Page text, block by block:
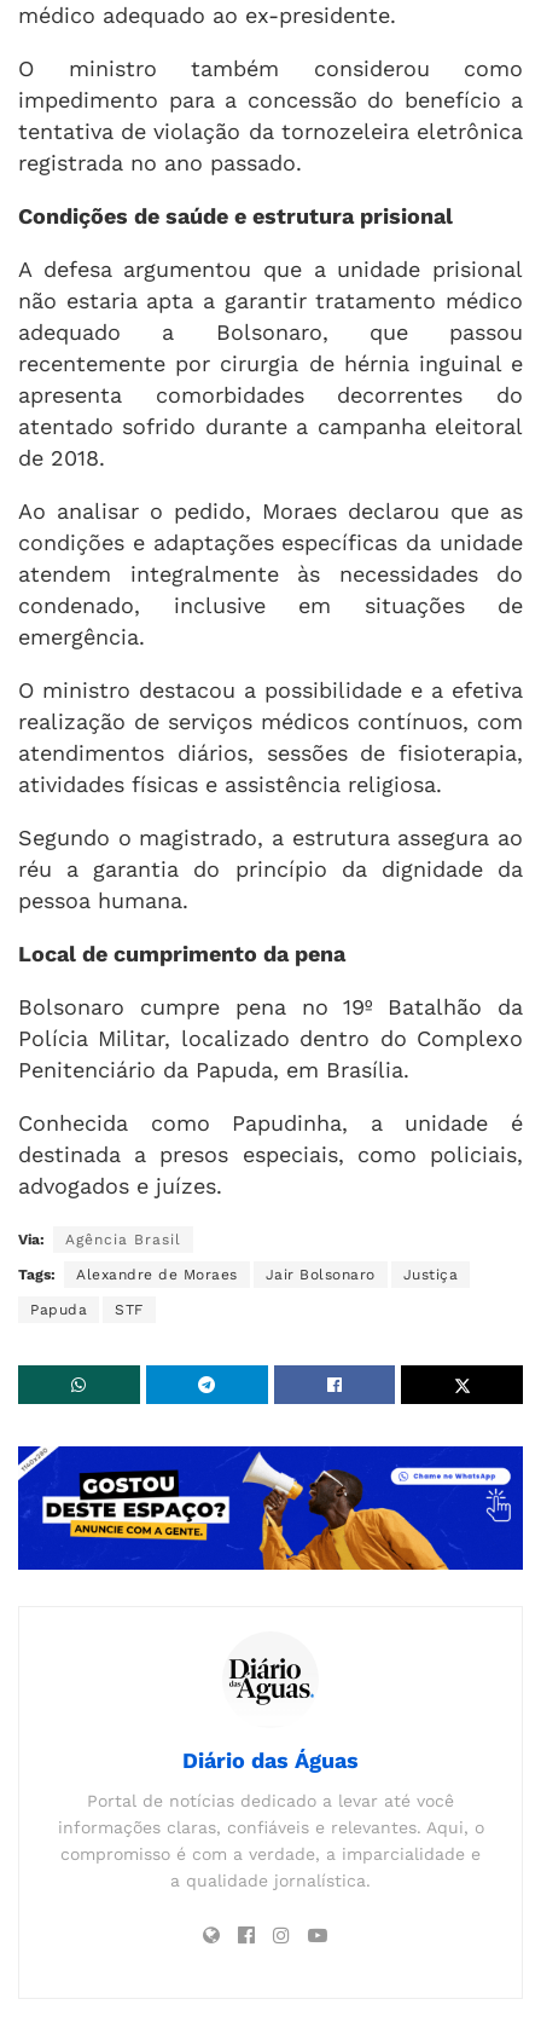
médico adequado ao ex-presidente.
O ministro também considerou como
impedimento para a concessão do benefício a
tentativa de violação da tornozeleira eletrônica
registrada no ano passado.
Condições de saúde e estrutura prisional
A defesa argumentou que a unidade prisional
não estaria apta a garantir tratamento médico
adequado a Bolsonaro, que passou
recentemente por cirurgia de hérnia inguinal e
apresenta comorbidades decorrentes do
atentado sofrido durante a campanha eleitoral
de 2018.
Ao analisar o pedido, Moraes declarou que as
condições e adaptações específicas da unidade
atendem integralmente às necessidades do
condenado, inclusive em situações de
emergência.
O ministro destacou a possibilidade e a efetiva
realização de serviços médicos contínuos, com
atendimentos diários, sessões de fisioterapia,
atividades físicas e assistência religiosa.
Segundo o magistrado, a estrutura assegura ao
réu a garantia do princípio da dignidade da
pessoa humana.
Local de cumprimento da pena
Bolsonaro cumpre pena no 19º Batalhão da
Polícia Militar, localizado dentro do Complexo
Penitenciário da Papuda, em Brasília.
Conhecida como Papudinha, a unidade é
destinada a presos especiais, como policiais,
advogados e juízes.
Via: Agência Brasil
Tags: Alexandre de Moraes Jair Bolsonaro Justiça
Papuda STF
Diário das Águas
Portal de notícias dedicado a levar até você
informações claras, confiáveis e relevantes. Aqui, o
compromisso é com a verdade, a imparcialidade e
a qualidade jornalística.